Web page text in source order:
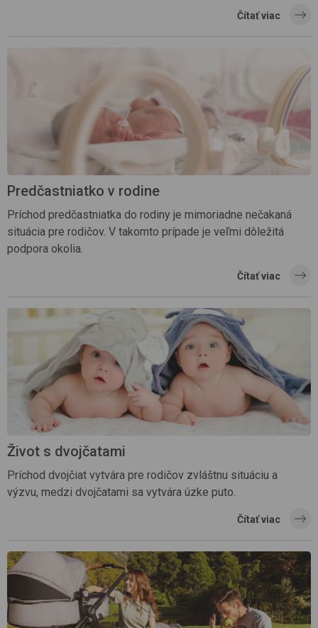
Čítať viac
Predčastniatko v rodine
Príchod predčastniatka do rodiny je mimoriadne nečakaná
situácia pre rodičov. V takomto prípade je veľmi dôležitá
podpora okolia.
Čítať viac
Život s dvojčatami
Príchod dvojčiat vytvára pre rodičov zvláštnu situáciu a
výzvu, medzi dvojčatami sa vytvára úzke puto.
Čítať viac